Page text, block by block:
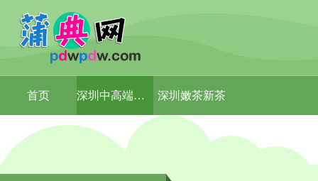
首页 深圳中高端自带工作室 深圳嫩茶新茶